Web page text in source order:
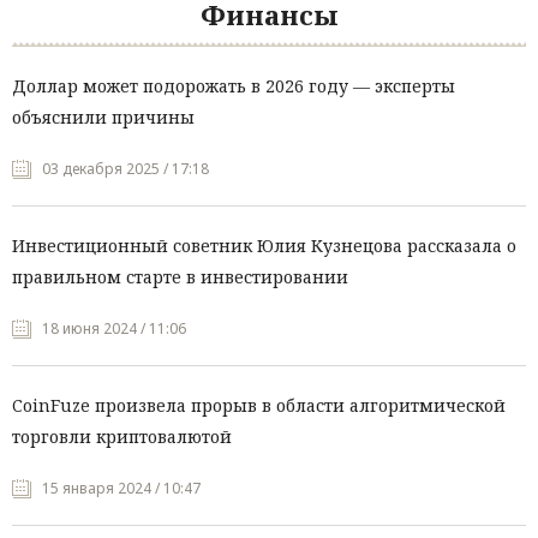
Финансы
Доллар может подорожать в 2026 году — эксперты
объяснили причины
03 декабря 2025 / 17:18
Инвестиционный советник Юлия Кузнецова рассказала о
правильном старте в инвестировании
18 июня 2024 / 11:06
CoinFuze произвела прорыв в области алгоритмической
торговли криптовалютой
15 января 2024 / 10:47